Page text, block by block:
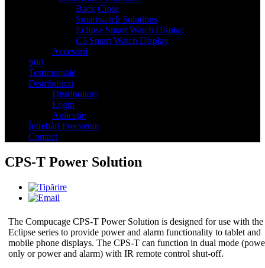
Back Close
Smartwatch Solutions
Eclipse Smart Watch Display
C5 Smart Watch Display
Accesorii
Ştiri
Testimoniale
Distribuitori
Distribuitori
Login
Aplicaţie
Întrebări Frecvente
Contact
CPS-T Power Solution
The Compucage CPS-T Power Solution is designed for use with the
Eclipse series to provide power and alarm functionality to tablet and
mobile phone displays. The CPS-T can function in dual mode
only or power and alarm) with IR remote control shut-off.